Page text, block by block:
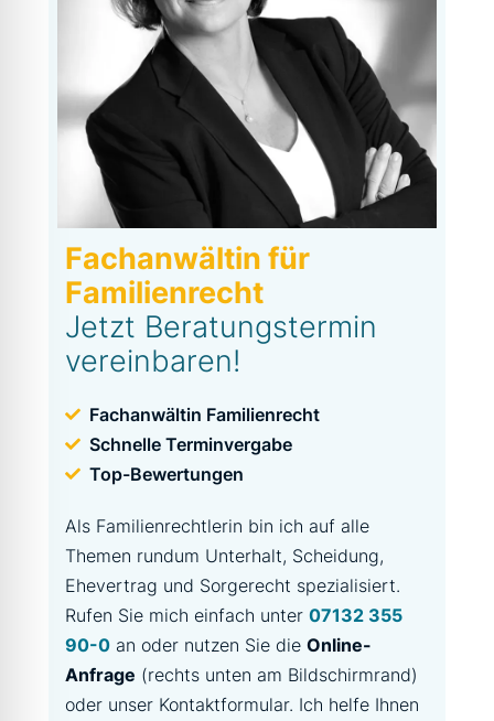
Fachanwältin für
Familienrecht
Jetzt Beratungstermin
vereinbaren!
Fachanwältin Familienrecht
Schnelle Terminvergabe
Top-Bewertungen
Als Familienrechtlerin bin ich auf alle
Themen rundum Unterhalt, Scheidung,
Ehevertrag und Sorgerecht spezialisiert.
Rufen Sie mich einfach unter 07132 355
90-0an oder nutzen Sie die Online-
Anfrage (rechts unten am Bildschirmrand)
oder unser Kontaktformular. Ich helfe Ihnen